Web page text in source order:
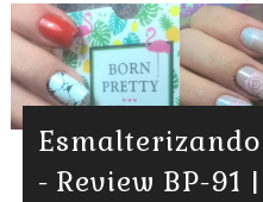
- Review BP-91